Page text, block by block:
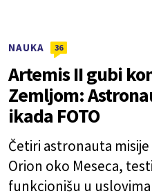
NAUKA 36
Artemis II gubi
Zemljom:
ikada FOTO
Četiri astronauta
Orion oko Meseca,
funkcionišu u